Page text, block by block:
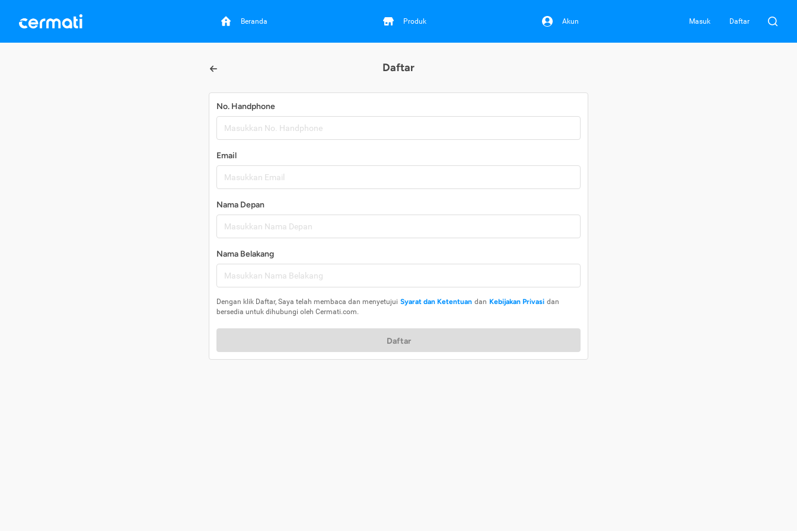
Beranda Produk Akun Masuk Daftar
Daftar
No. Handphone
Email
Nama Depan
Nama Belakang
Dengan klik Daftar, Saya telah membaca dan menyetujui Syarat dan Ketentuan dan Kebijakan Privasi dan
bersedia untuk dihubungi oleh Cermati.com.
Daftar